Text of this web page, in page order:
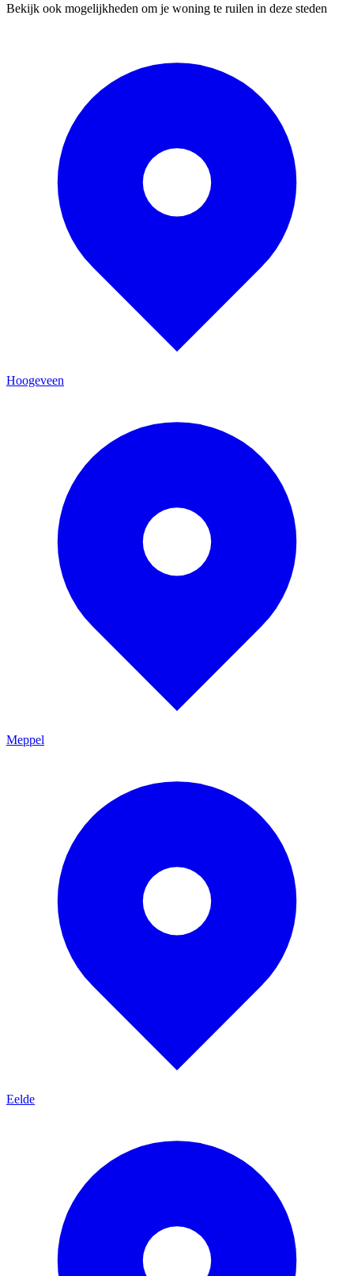
Bekijk ook mogelijkheden om je woning te ruilen in deze steden
Hoogeveen
Meppel
Eelde